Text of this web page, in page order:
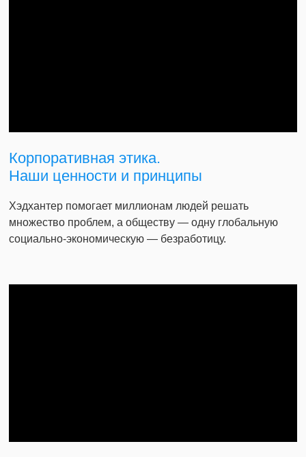
Корпоративная этика.
Наши ценности и принципы
Хэдхантер помогает миллионам людей решать
множество проблем, а обществу — одну глобальную
социально-экономическую — безработицу.